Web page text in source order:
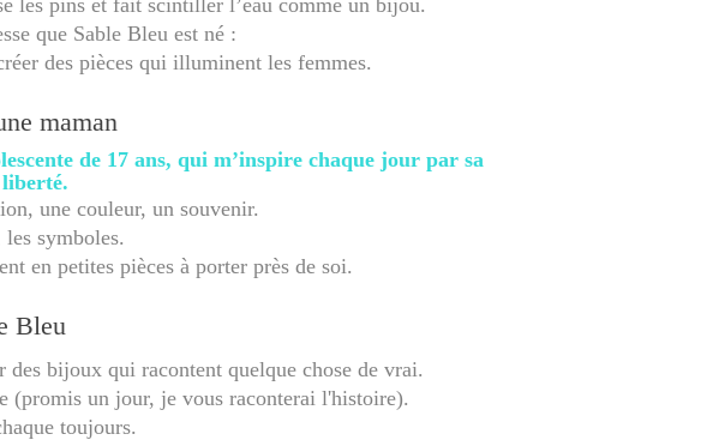
que Sable Bleu est né :
des pièces qui illuminent les femmes.
maman
de 17 ans, qui m’inspire chaque jour par sa
liberté.
une couleur, un souvenir.
les symboles.
en petites pièces à porter près de soi.
Bleu
bijoux qui racontent quelque chose de vrai.
(promis un jour, je vous raconterai l'histoire).
toujours.